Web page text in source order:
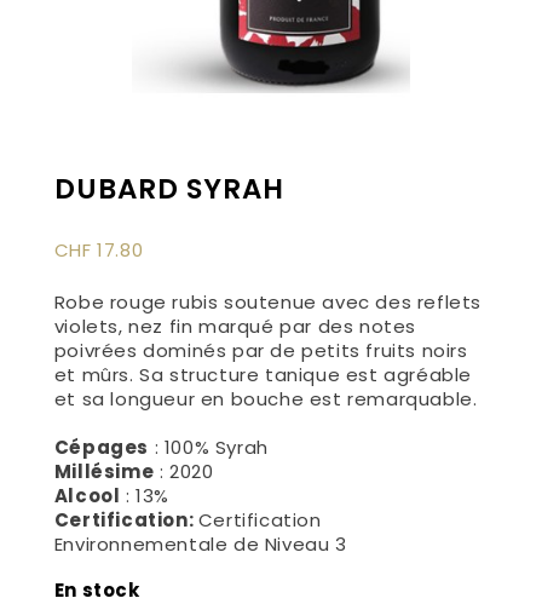
DUBARD SYRAH
CHF 17.80
Robe rouge rubis soutenue avec des reflets
violets, nez fin marqué par des notes
poivrées dominés par de petits fruits noirs
et mûrs. Sa structure tanique est agréable
et sa longueur en bouche est remarquable.
Cépages : 100% Syrah
Millésime : 2020
Alcool : 13%
Certification:Certification
Environnementale de Niveau 3
En stock